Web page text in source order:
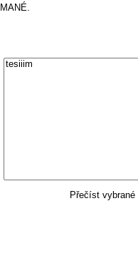
Přečíst vybrané|